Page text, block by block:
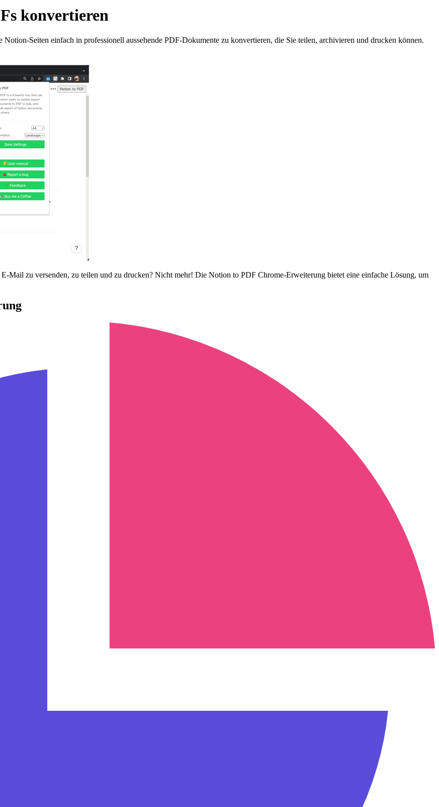
konvertieren
Seiten einfach in professionell aussehende PDF-Dokumente zu konvertieren, die Sie teilen, archivieren und drucken können.
Mail zu versenden, zu teilen und zu drucken? Nicht mehr! Die Notion to PDF Chrome-Erweiterung bietet eine einfache Lösung, um